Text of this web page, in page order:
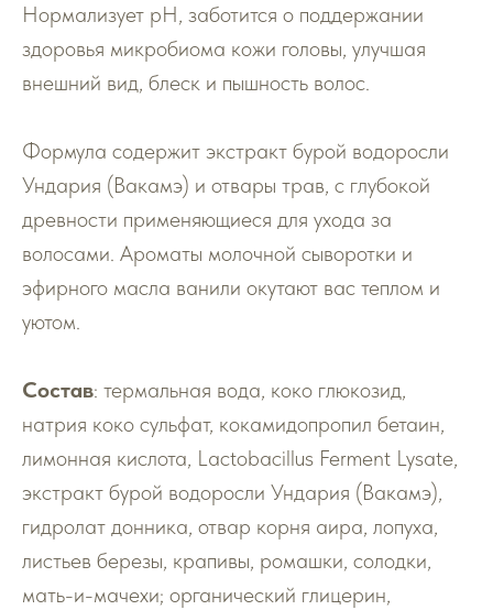
Нормализует рН, заботится о поддержании
здоровья микробиома кожи головы, улучшая
внешний вид, блеск и пышность волос.
Формула содержит экстракт бурой водоросли
Ундария (Вакамэ) и отвары трав, с глубокой
древности применяющиеся для ухода за
волосами. Ароматы молочной сыворотки и
эфирного масла ванили окутают вас теплом и
уютом.
Состав: термальная вода, коко глюкозид,
натрия коко сульфат, кокамидопропил бетаин,
лимонная кислота, Lactobacillus Ferment Lysate,
экстракт бурой водоросли Ундария (Вакамэ),
гидролат донника, отвар корня аира, лопуха,
листьев березы, крапивы, ромашки, солодки,
мать-и-мачехи; органический глицерин,